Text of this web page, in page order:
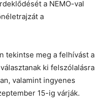
a NEMO-val
a
tekintse meg a felhívást a
ki felszólalásra
valamint ingyenes
15-ig várják.